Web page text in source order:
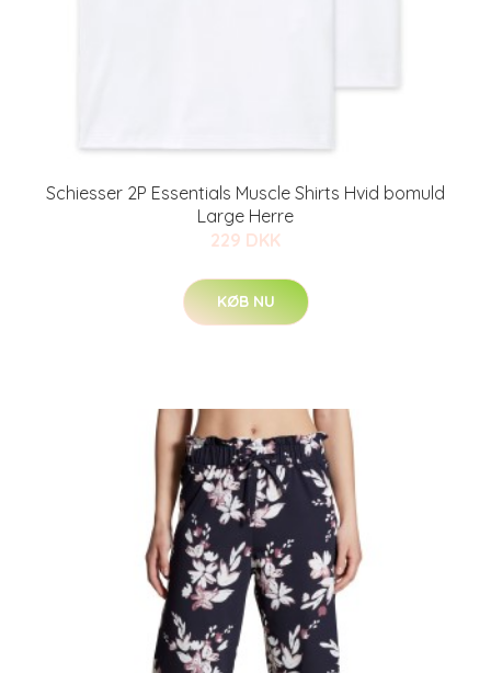
Schiesser 2P Essentials Muscle Shirts Hvid bomuld
Large Herre
229 DKK
KØB NU